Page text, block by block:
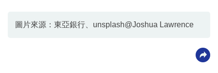
圖片來源：東亞銀行、unsplash@Joshua Lawrence